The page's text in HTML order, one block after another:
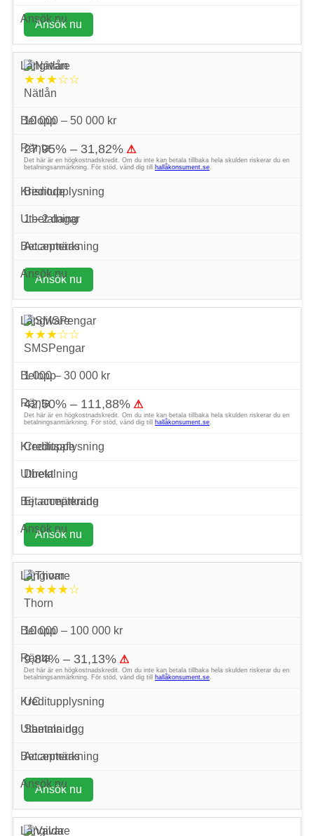
Ansök nu
★★★☆☆
Nätlån
10 000 – 50 000 kr
27,95% – 31,82% ⚠
Det här är en högkostnadskredit. Om du inte kan betala tillbaka hela skulden riskerar du en
betalningsanmärkning. För stöd, vänd dig till hallåkonsument.se
Bisnode
1 – 2 dagar
Accepteras
Ansök nu
★★★☆☆
SMSPengar
1 000 – 30 000 kr
42,50% – 111,88% ⚠
Det här är en högkostnadskredit. Om du inte kan betala tillbaka hela skulden riskerar du en
betalningsanmärkning. För stöd, vänd dig till hallåkonsument.se
Creditsafe
Direkt
Ej accepterade
Ansök nu
★★★★☆
Thorn
10 000 – 100 000 kr
9,84% – 31,13% ⚠
Det här är en högkostnadskredit. Om du inte kan betala tillbaka hela skulden riskerar du en
betalningsanmärkning. För stöd, vänd dig till hallåkonsument.se
UC
Samma dag
Accepteras
Ansök nu